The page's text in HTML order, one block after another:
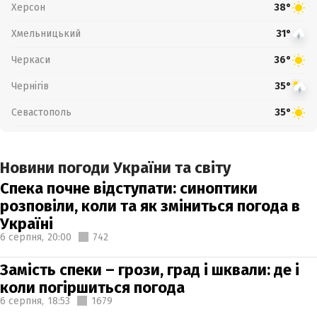
Херсон 38°
Хмельницький 31°
Черкаси 36°
Чернігів 35°
Севастополь 35°
Новини погоди України та світу
Спека почне відступати: синоптики
розповіли, коли та як зміниться погода в
Україні
6 серпня, 20:00 742
Замість спеки – грози, град і шквали: де і
коли погіршиться погода
6 серпня, 18:53 1679